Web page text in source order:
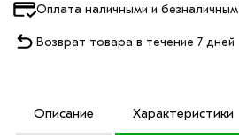
Оплата наличными и безналичным
Возврат товара в течение 7 дней
Описание Характеристики